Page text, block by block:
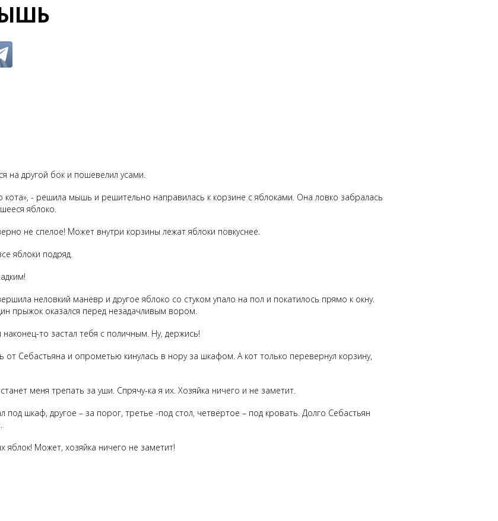
на другой бок и пошевелил усами.
кота», - решила мышь и решительно направилась к корзине с яблоками. Она ловко забралась
яблоко.
не спелое! Может внутри корзины лежат яблоки повкуснее.
яблоки подряд.
неловкий манёвр и другое яблоко со стуком упало на пол и покатилось прямо к окну.
прыжок оказался перед незадачливым вором.
то застал тебя с поличным. Ну, держись!
от Себастьяна и опрометью кинулась в нору за шкафом. А кот только перевернул корзину,
меня трепать за уши. Спрячу-ка я их. Хозяйка ничего и не заметит.
под шкаф, другое – за порог, третье -под стол, четвёртое – под кровать. Долго Себастьян
яблок! Может, хозяйка ничего не заметит!